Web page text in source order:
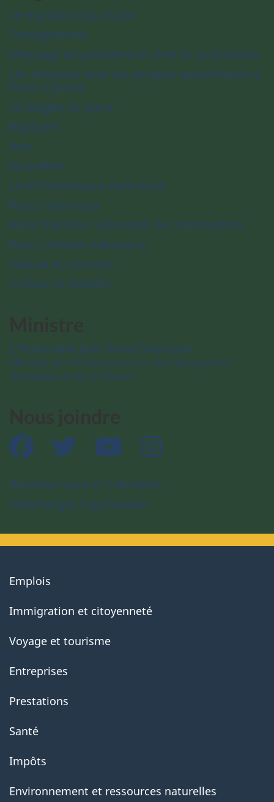
Le mandat et la charte
Transparence
Message du président et chef de la direction
Les relations avec les peuples autochtones à
Parcs Canada
Stratégies et plans
Rapports
Avis
Nouvelles
Lieux historiques nationaux
Parcs nationaux
Aires marines nationales de conservation
Parcs urbains nationaux
Nature et sciences
Culture et histoire
L’honorable Julie Aviva Dabrusin
Ministre de l’Environnement, du Changement
climatique et de la Nature
Facebook Twitter YouTube
Abonnez-vous à l’infolettre
Téléchargez l’application
About
government
Emplois
Immigration et citoyenneté
Voyage et tourisme
Entreprises
Prestations
Santé
Impôts
Environnement et ressources naturelles